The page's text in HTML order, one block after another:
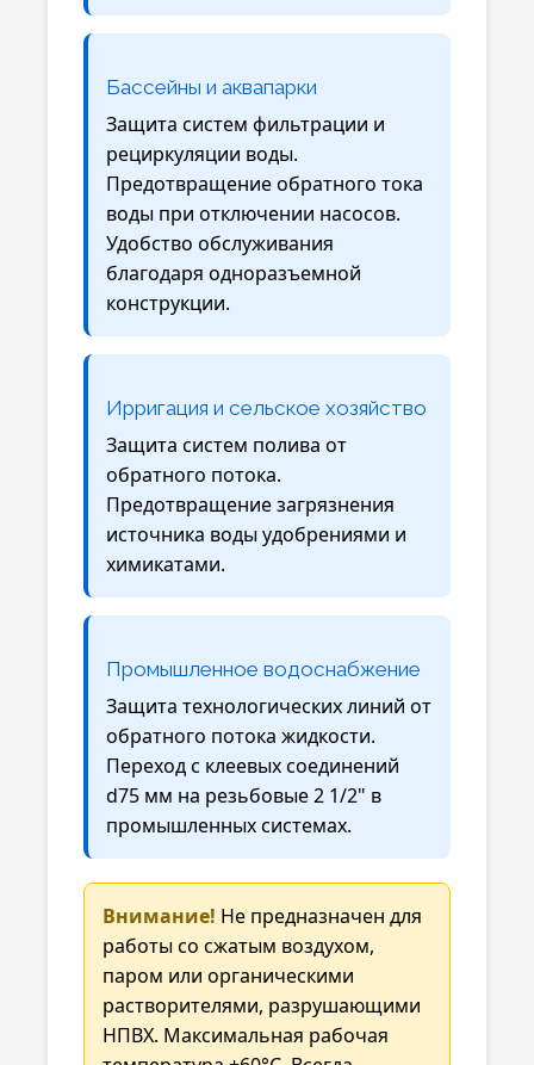
Бассейны и аквапарки
Защита систем фильтрации и
рециркуляции воды.
Предотвращение обратного тока
воды при отключении насосов.
Удобство обслуживания
благодаря одноразъемной
конструкции.
Ирригация и сельское хозяйство
Защита систем полива от
обратного потока.
Предотвращение загрязнения
источника воды удобрениями и
химикатами.
Промышленное водоснабжение
Защита технологических линий от
обратного потока жидкости.
Переход с клеевых соединений
d75 мм на резьбовые 2 1/2" в
промышленных системах.
Внимание! Не предназначен для
работы со сжатым воздухом,
паром или органическими
растворителями, разрушающими
НПВХ. Максимальная рабочая